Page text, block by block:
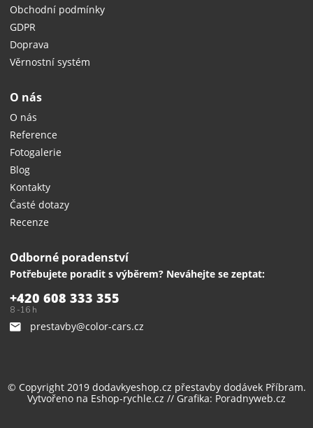
Obchodní podmínky
GDPR
Doprava
Věrnostní systém
O nás
O nás
Reference
Fotogalerie
Blog
Kontakty
Časté dotazy
Recenze
Odborné poradenství
Potřebujete poradit s výběrem? Neváhejte se zeptat:
+420 608 333 355
8 -16 h
prestavby@color-cars.cz
© Copyright 2019 dodavkyeshop.cz přestavby dodávekPříbram.
Vytvořeno na Eshop-rychle.cz // Grafika: Poradnyweb.cz